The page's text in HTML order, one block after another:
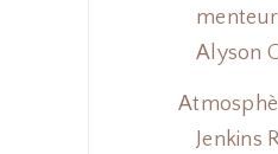
Alyson
Jenkins